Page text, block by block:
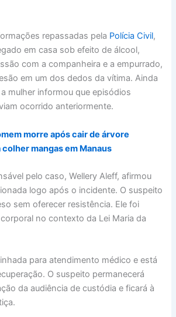
repassadas pela Polícia Civil,
em casa sob efeito de álcool,
com a companheira e a empurrado,
em um dos dedos da vítima. Ainda
mulher informou que episódios
ocorrido anteriormente.
morre após cair de árvore
mangas em Manaus
pelo caso, Wellery Aleff, afirmou
logo após o incidente. O suspeito
sem oferecer resistência. Ele foi
no contexto da Lei Maria da
para atendimento médico e está
O suspeito permanecerá
da audiência de custódia e ficará à